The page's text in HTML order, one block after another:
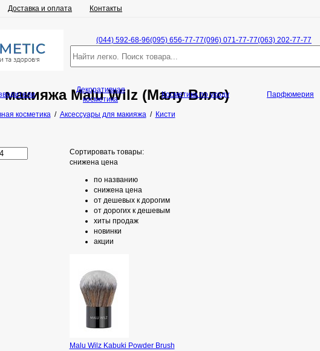
Доставка и оплата Контакты
(044) 592-68-96(095) 656-77-77(096) 071-77-77(063) 202-77-77
макияжа Malu Wilz (Малу Вилс)
косметика/ Аксессуары для макияжа/ Кисти
Сортировать товары:
снижена цена
по названию
снижена цена
от дешевых к дорогим
от дорогих к дешевым
хиты продаж
новинки
акции
Malu Wilz Kabuki Powder Brush
Декоративная
косметика
Косметика по уходу Парфюмерия